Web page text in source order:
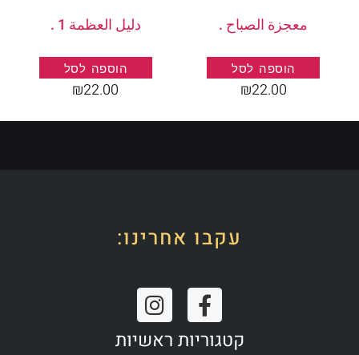
معجزة الصباح .
הוספה לסל
₪22.00
دليل العظمة 1 .
הוספה לסל
₪22.00
עקבו אחרינו:
F
a
c
I
n
s
קטגוריות ראשיות